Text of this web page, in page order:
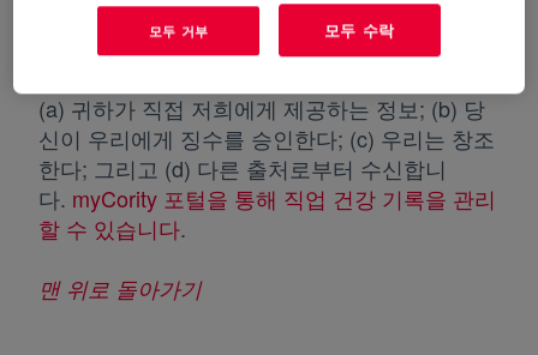
OHMS. OHMS는 다우 산업보건이 귀하의 산
업 건강 데이터("귀하의 산업 건강 기록")를 저장
(a) 귀하가 직접 저희에게 제공하는 정보; (b) 당
신이 우리에게 징수를 승인한다; (c) 우리는 창조
한다; 그리고 (d) 다른 출처로부터 수신합니
다. myCority 포털을 통해 직업 건강 기록을 관리
할 수 있습니다새 탭에서 열림
.
맨 위로 돌아가기
모두 거부 모두 수락